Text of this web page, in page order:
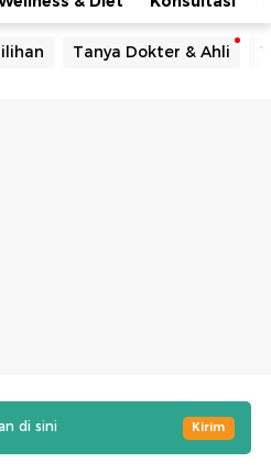
Tanya Dokter & Ahli
di sini Kirim